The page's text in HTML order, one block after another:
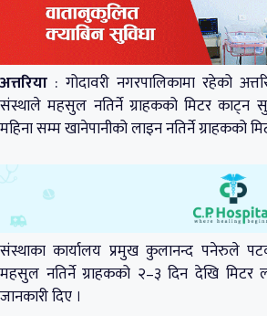
अत्तरिया : गोदावरी नगरपालिकामा रहेको
संस्थाले महसुल नतिर्ने ग्राहकको मिटर
महिना सम्म खानेपानीको लाइन नतिर्ने ग्राहकको
संस्थाका कार्यालय प्रमुख कुलानन्द पनेरुले
महसुल नतिर्ने ग्राहकको २–३ दिन देखि
जानकारी दिए ।